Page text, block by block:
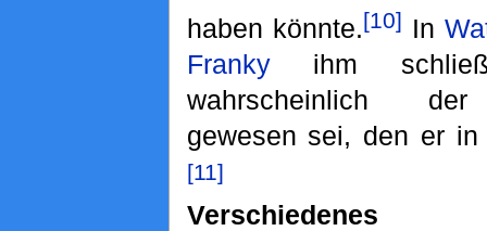
haben könnte.[10] In
Frankyihm
wahrscheinlich der
gewesen sei, den er
[11]
Verschiedenes